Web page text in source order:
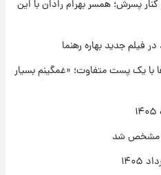
«باید سیلی محکمی به صورت
پسرش؛ همسر بهرام رادان با این
فیلم جدید بهاره رهنما
با یک پست متفاوت؛ «غمگینم بسیار
مشخص شد